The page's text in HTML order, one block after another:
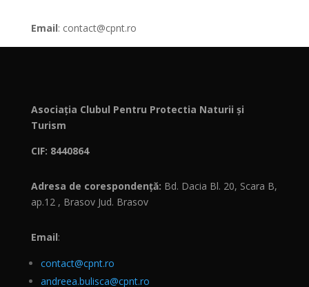
Email: contact@cpnt.ro
Asociația Clubul Pentru Protectia Naturii și
Turism
CIF: 8440864
Adresa de corespondență: Bd. Dacia Bl. 20, Scara B,
ap.12 , Brasov Jud. Brasov
Email:
contact@cpnt.ro
andreea.bulisca@cpnt.ro